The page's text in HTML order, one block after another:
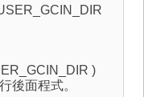
)
後面程式。